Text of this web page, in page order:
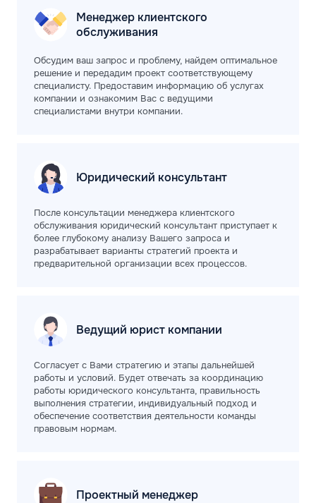
Менеджер клиентского
обслуживания
Обсудим ваш запрос и проблему, найдем оптимальное
решение и передадим проект соответствующему
специалисту. Предоставим информацию об услугах
компании и ознакомим Вас с ведущими
специалистами внутри компании.
Юридический консультант
После консультации менеджера клиентского
обслуживания юридический консультант приступает к
более глубокому анализу Вашего запроса и
разрабатывает варианты стратегий проекта и
предварительной организации всех процессов.
Ведущий юрист компании
Согласует с Вами стратегию и этапы дальнейшей
работы и условий. Будет отвечать за координацию
работы юридического консультанта, правильность
выполнения стратегии, индивидуальный подход и
обеспечение соответствия деятельности команды
правовым нормам.
Проектный менеджер